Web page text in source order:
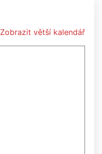
Zobrazit větší kalendář